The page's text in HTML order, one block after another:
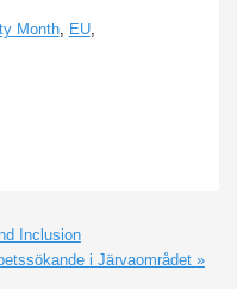
Month, EU,
Inclusion
i Järvaområdet »